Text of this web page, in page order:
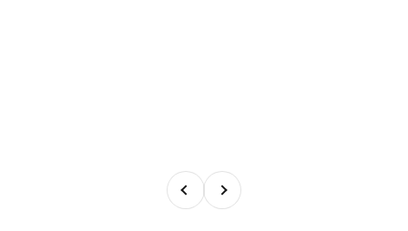
ZurückVor